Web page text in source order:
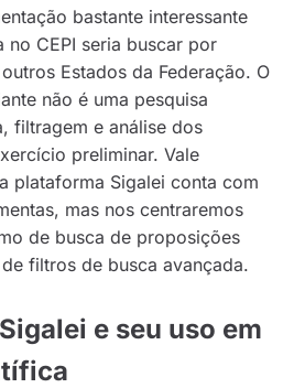
bastante interessante
no CEPI seria buscar por
Estados da Federação. O
não é uma pesquisa
filtragem e análise dos
preliminar. Vale
plataforma Sigalei conta com
mas nos centraremos
de busca de proposições
filtros de busca avançada.
e seu uso em